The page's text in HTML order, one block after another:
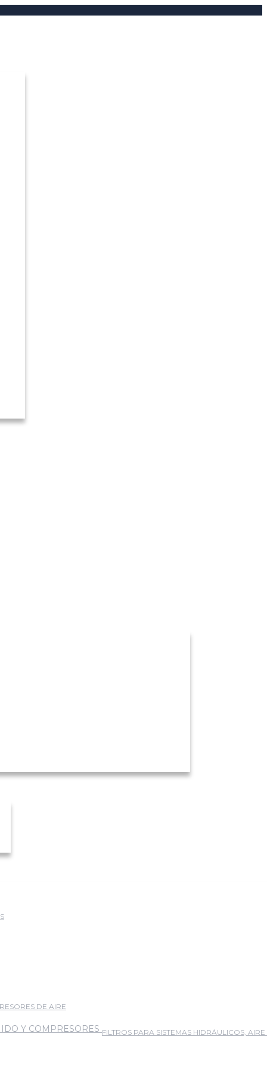
DE AIRE
FILTROS PARA SISTEMAS HIDRÁULICOS,